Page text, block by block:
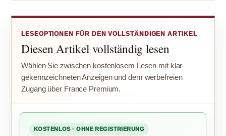
LESEOPTIONEN FÜR DEN VOLLSTÄNDIGEN ARTIKEL
Diesen Artikel vollständig lesen
Wählen Sie zwischen kostenlosem Lesen mit klar
gekennzeichneten Anzeigen und dem werbefreien
Zugang über France Premium.
KOSTENLOS · OHNE REGISTRIERUNG